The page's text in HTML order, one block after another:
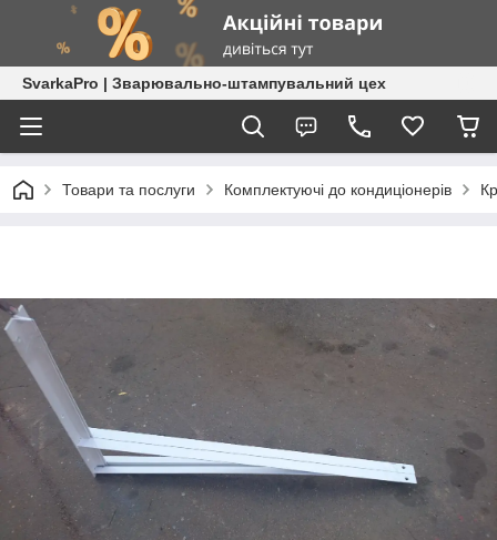
SvarkaPro | Зварювально-штампувальний цех
Товари та послуги Комплектуючі до кондиціонерів